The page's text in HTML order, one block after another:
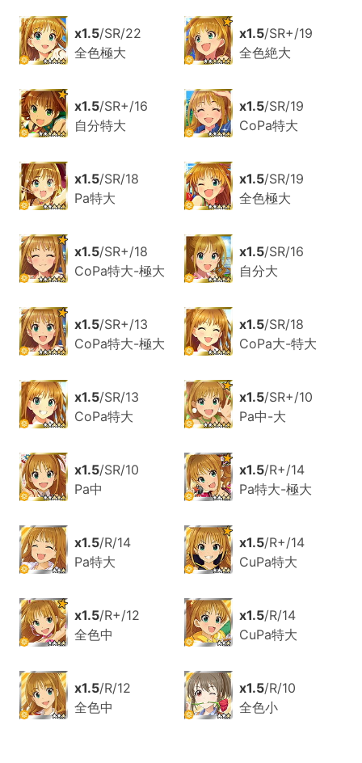
x1.5/SR/22
全色極大
x1.5/SR+/19
全色絶大
x1.5/SR+/16
自分特大
x1.5/SR/19
CoPa特大
x1.5/SR/18
Pa特大
x1.5/SR/19
全色極大
x1.5/SR+/18
CoPa特大-極大
x1.5/SR/16
自分大
x1.5/SR+/13
CoPa特大-極大
x1.5/SR/18
CoPa大-特大
x1.5/SR/13
CoPa特大
x1.5/SR+/10
Pa中-大
x1.5/SR/10
Pa中
x1.5/R+/14
Pa特大-極大
x1.5/R/14
Pa特大
x1.5/R+/14
CuPa特大
x1.5/R+/12
全色中
x1.5/R/14
CuPa特大
x1.5/R/12
全色中
x1.5/R/10
全色小